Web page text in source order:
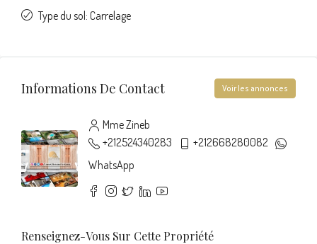
Type du sol: Carrelage
Informations De Contact Voir les annonces
Mme Zineb
+212524340283
+212668280082
WhatsApp
Renseignez-Vous Sur Cette Propriété